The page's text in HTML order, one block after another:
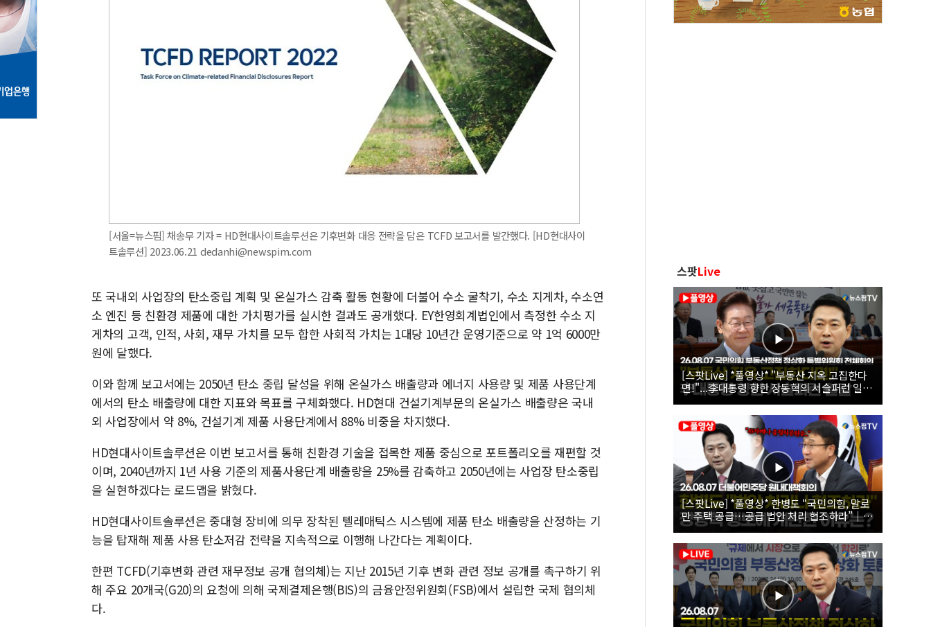
[서울=뉴스핌] 채송무 기자 = HD현대사이트솔루션은 기후변화 대응 전략을 담은 TCFD 보고서를 발간했다. [HD현대사이
트솔루션] 2023.06.21 dedanhi@newspim.com
또 국내외 사업장의 탄소중립 계획 및 온실가스 감축 활동 현황에 더불어 수소 굴착기, 수소 지게차, 수소연
소 엔진 등 친환경 제품에 대한 가치평가를 실시한 결과도 공개했다. EY한영회계법인에서 측정한 수소 지
게차의 고객, 인적, 사회, 재무 가치를 모두 합한 사회적 가치는 1대당 10년간 운영기준으로 약 1억 6000만
원에 달했다.
이와 함께 보고서에는 2050년 탄소 중립 달성을 위해 온실가스 배출량과 에너지 사용량 및 제품 사용단계
에서의 탄소 배출량에 대한 지표와 목표를 구체화했다. HD현대 건설기계부문의 온실가스 배출량은 국내
외 사업장에서 약 8%, 건설기계 제품 사용단계에서 88% 비중을 차지했다.
HD현대사이트솔루션은 이번 보고서를 통해 친환경 기술을 접목한 제품 중심으로 포트폴리오를 재편할 것
이며, 2040년까지 1년 사용 기준의 제품사용단계 배출량을 25%를 감축하고 2050년에는 사업장 탄소중립
을 실현하겠다는 로드맵을 밝혔다.
HD현대사이트솔루션은 중대형 장비에 의무 장착된 텔레매틱스 시스템에 제품 탄소 배출량을 산정하는 기
능을 탑재해 제품 사용 탄소저감 전략을 지속적으로 이행해 나간다는 계획이다.
한편 TCFD(기후변화 관련 재무정보 공개 협의체)는 지난 2015년 기후 변화 관련 정보 공개를 촉구하기 위
해 주요 20개국(G20)의 요청에 의해 국제결제은행(BIS)의 금융안정위원회(FSB)에서 설립한 국제 협의체
다.
스팟Live
[스팟Live] *풀영상* "부동산 지옥 고집한다
면!"...李대통령 향한 장동혁의 서슬퍼런 일갈
| 26.08.07 국민의힘 부동산정책 정상화 특별
위원회 전체회의
[스팟Live] *풀영상* 한병도 “국민의힘, 말로
만 주택 공급…공급 법안 처리 협조하라”｜
26.08.07 더불어민주당 원내대책회의